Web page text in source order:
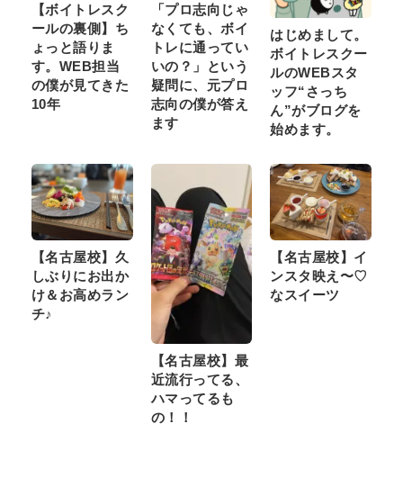
【ボイトレスク
ールの裏側】ち
ょっと語りま
す。WEB担当
の僕が見てきた
10年
「プロ志向じゃ
なくても、ボイ
トレに通ってい
いの？」という
疑問に、元プロ
志向の僕が答え
ます
はじめまして。
ボイトレスクー
ルのWEBスタ
ッフ“さっち
ん”がブログを
始めます。
【名古屋校】久
しぶりにお出か
け＆お高めラン
チ♪
【名古屋校】最
近流行ってる、
ハマってるも
の！！
【名古屋校】イ
ンスタ映え〜♡
なスイーツ